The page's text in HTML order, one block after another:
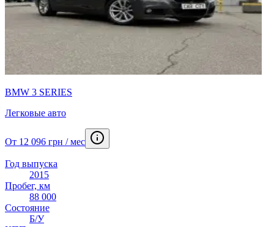
BMW 3 SERIES
Легковые авто
От 12 096 грн / мес
Год выпуска
2015
Пробег, км
88 000
Состояние
Б/У